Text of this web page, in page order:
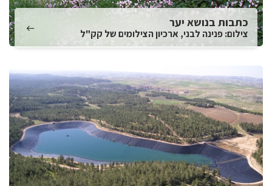
כתבות בנושא יער
צילום: פנינה לבני, ארכיון הצילומים של קק"ל